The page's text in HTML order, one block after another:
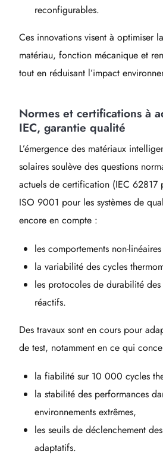
reconfigurables.
Ces innovations visent à optimiser
matériau, fonction mécanique et
tout en réduisant l’impact
Normes et certifications à
IEC, garantie qualité
L’émergence des matériaux
solaires soulève des questions
actuels de certification (IEC 62817
ISO 9001 pour les systèmes de
encore en compte :
les comportements non-
la variabilité des cycles
les protocoles de durabilité
réactifs.
Des travaux sont en cours pour
de test, notamment en ce qui
la fiabilité sur 10 000 cycles
la stabilité des performances
environnements extrêmes,
les seuils de déclenchement
adaptatifs.